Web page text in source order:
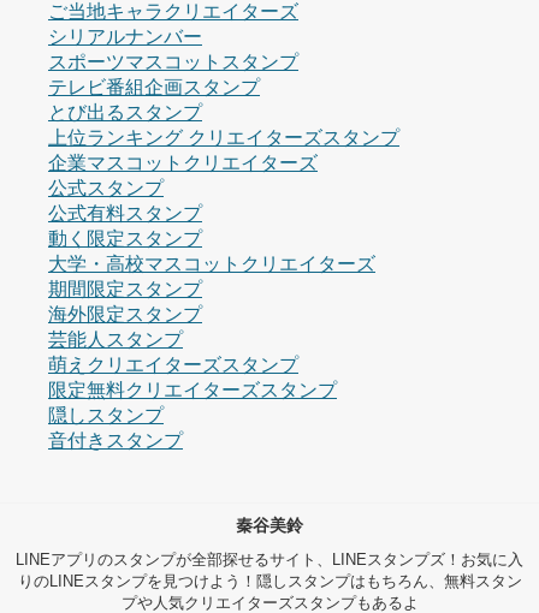
ご当地キャラクリエイターズ
シリアルナンバー
スポーツマスコットスタンプ
テレビ番組企画スタンプ
とび出るスタンプ
上位ランキング クリエイターズスタンプ
企業マスコットクリエイターズ
公式スタンプ
公式有料スタンプ
動く限定スタンプ
大学・高校マスコットクリエイターズ
期間限定スタンプ
海外限定スタンプ
芸能人スタンプ
萌えクリエイターズスタンプ
限定無料クリエイターズスタンプ
隠しスタンプ
音付きスタンプ
秦谷美鈴
LINEアプリのスタンプが全部探せるサイト、LINEスタンプズ！お気に入
りのLINEスタンプを見つけよう！隠しスタンプはもちろん、無料スタン
プや人気クリエイターズスタンプもあるよ